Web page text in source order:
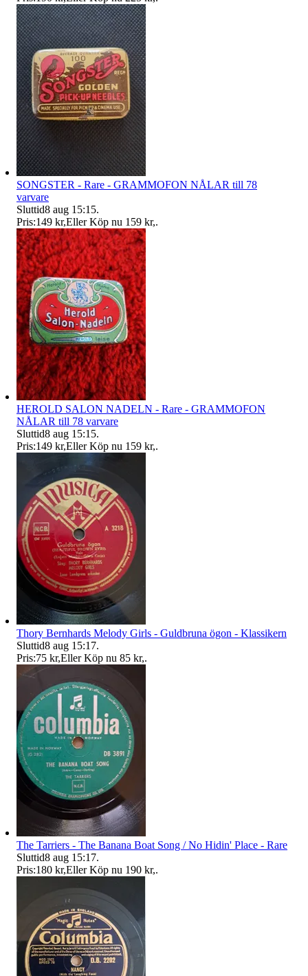
SONGSTER - Rare - GRAMMOFON NÅLAR till 78
varvare
Sluttid8 aug 15:15.
Pris:149 kr,Eller Köp nu 159 kr,.
HEROLD SALON NADELN - Rare - GRAMMOFON
NÅLAR till 78 varvare
Sluttid8 aug 15:15.
Pris:149 kr,Eller Köp nu 159 kr,.
Thory Bernhards Melody Girls - Guldbruna ögon - Klassikern
Sluttid8 aug 15:17.
Pris:75 kr,Eller Köp nu 85 kr,.
The Tarriers - The Banana Boat Song / No Hidin' Place - Rare
Sluttid8 aug 15:17.
Pris:180 kr,Eller Köp nu 190 kr,.